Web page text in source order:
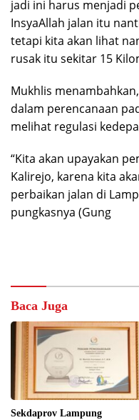
jadi ini harus menjadi
InsyaAllah jalan itu
tetapi kita akan lihat
rusak itu sekitar 15
Mukhlis
dalam perencanaan
melihat regulasi
“Kita akan upayakan
Kalirejo, karena kita
perbaikan jalan di
pungkasnya (Gung
Baca Juga
Sekdaprov Lampung